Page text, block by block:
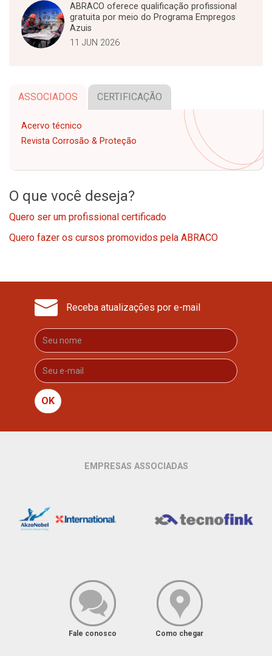
ABRACO oferece qualificação profissional
gratuita por meio do Programa Empregos
Azuis
11 JUN 2026
ASSOCIADOS CERTIFICAÇÃO
Acervo técnico
Revista Corrosão & Proteção
O que você deseja?
Quero ser um profissional certificado
Quero fazer os cursos promovidos pela ABRACO
Receba atualizações por e-mail
OK
EMPRESAS ASSOCIADAS
Fale conosco Como chegar